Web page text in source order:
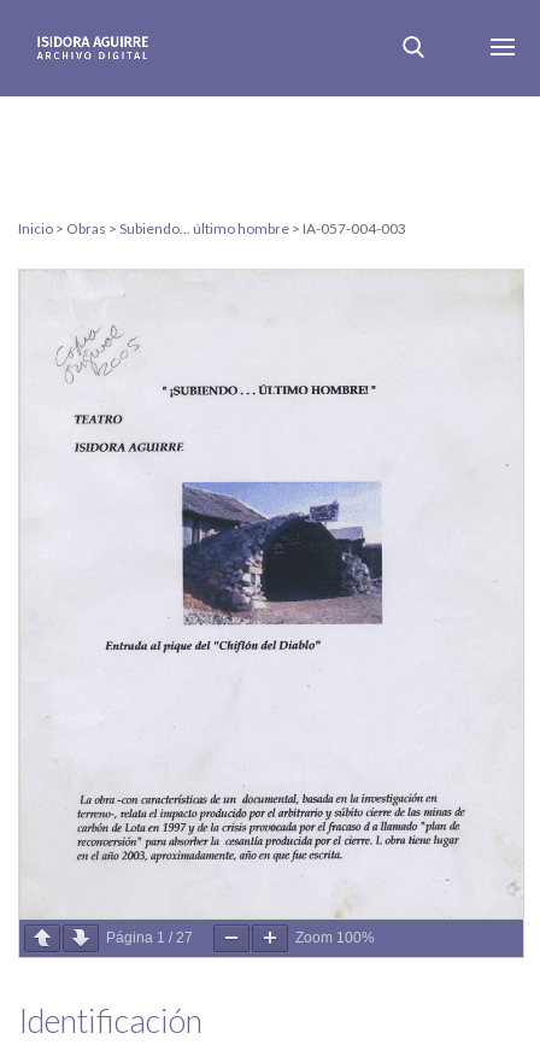
Inicio > Obras > Subiendo... último hombre > IA-057-004-003
Página 1 / 27 Zoom 100%
Identificación